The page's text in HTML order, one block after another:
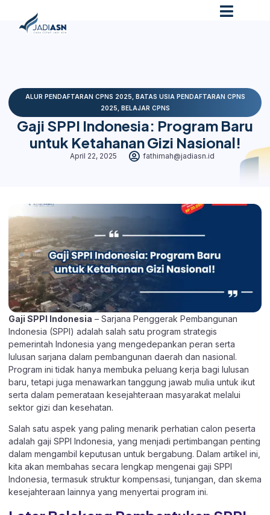
ALUR PENDAFTARAN CPNS 2025 BATAS USIA PENDAFTARAN CPNS
2025 BELAJAR CPNS
Gaji SPPI Indonesia: Program Baru
untuk Ketahanan Gizi Nasional!
April 22, 2025 fathimah@jadiasn.id
Gaji SPPI Indonesia – Sarjana Penggerak Pembangunan
Indonesia (SPPI) adalah salah satu program strategis
pemerintah Indonesia yang mengedepankan peran serta
lulusan sarjana dalam pembangunan daerah dan nasional.
Program ini tidak hanya membuka peluang kerja bagi lulusan
baru, tetapi juga menawarkan tanggung jawab mulia untuk ikut
serta dalam pemerataan kesejahteraan masyarakat melalui
sektor gizi dan kesehatan.
Salah satu aspek yang paling menarik perhatian calon peserta
adalah gaji SPPI Indonesia, yang menjadi pertimbangan penting
dalam mengambil keputusan untuk bergabung. Dalam artikel ini,
kita akan membahas secara lengkap mengenai gaji SPPI
Indonesia, termasuk struktur kompensasi, tunjangan, dan skema
kesejahteraan lainnya yang menyertai program ini.